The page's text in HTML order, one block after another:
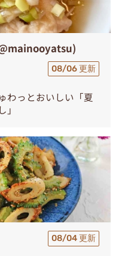
08/06 更新
わっとおいしい「夏
08/04 更新